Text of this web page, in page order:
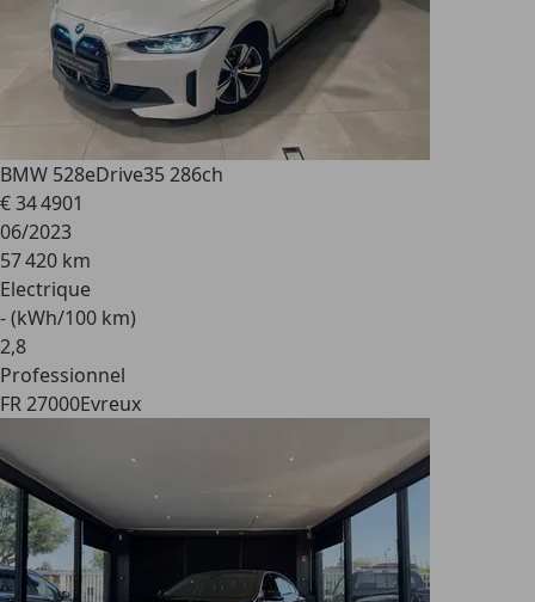
BMW 528eDrive35 286ch
€ 34 4901
06/2023
57 420 km
Electrique
- (kWh/100 km)
2,8
Professionnel
FR 27000Evreux